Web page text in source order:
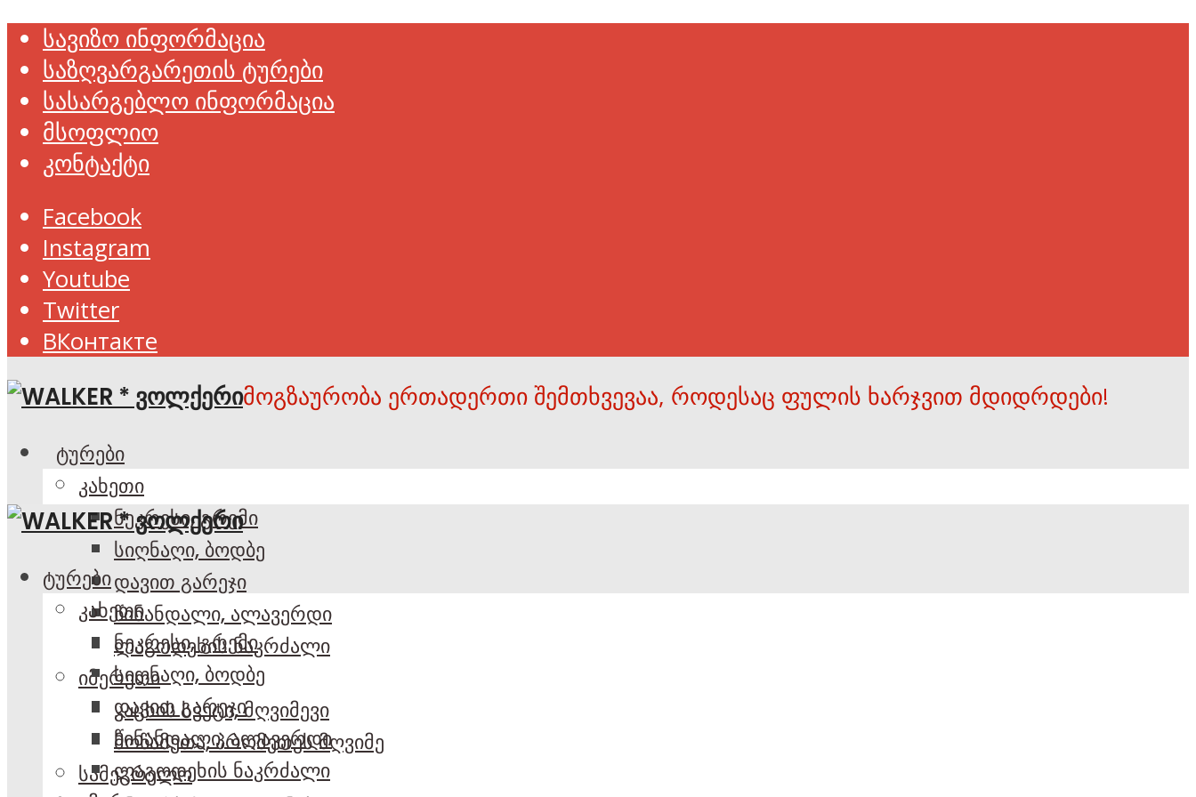
სავიზო ინფორმაცია
საზღვარგარეთის ტურები
სასარგებლო ინფორმაცია
მსოფლიო
კონტაქტი
Facebook
Instagram
Youtube
Twitter
ВКонтакте
მოგზაურობა ერთადერთი შემთხვევაა, როდესაც ფულის ხარჯვით მდიდრდები!
ტურები
კახეთი
ნეკრესი, გრემი
სიღნაღი, ბოდბე
დავით გარეჯი
წინანდალი, ალავერდი
ლაგოდეხის ნაკრძალი
იმერეთი
კაცხის სვეტი, მღვიმევი
მოწამეთა, პრომეთეს მღვიმე
სამეგრელო
ტურები
კახეთი
ნეკრესი, გრემი
სიღნაღი, ბოდბე
დავით გარეჯი
წინანდალი, ალავერდი
ლაგოდეხის ნაკრძალი